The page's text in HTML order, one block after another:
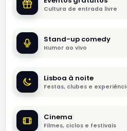
Cultura de entrada livre
Stand-up comedy
Humor ao vivo
Lisboa à noite
Festas, clubes e
Cinema
Filmes, ciclos e festivais